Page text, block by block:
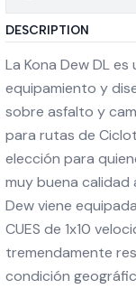
DESCRIPTION
La Kona Dew DL
equipamiento y
sobre asfalto y
para rutas de
elección para
muy buena calidad
Dew viene
CUES de 1x10
tremendamente
condición